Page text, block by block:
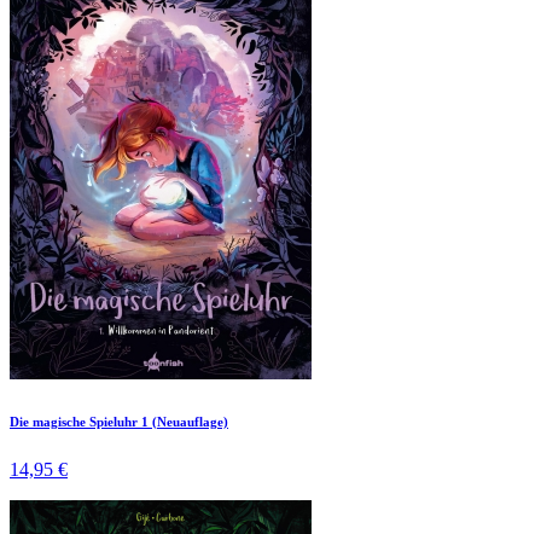
Die magische Spieluhr 1 (Neuauflage)
14,95 €